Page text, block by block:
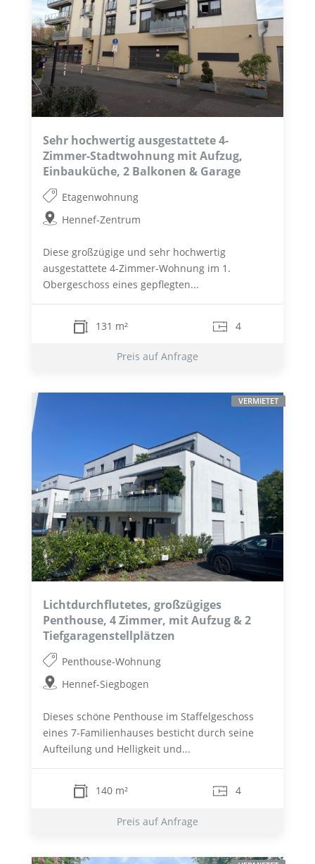
Sehr hochwertig ausgestattete 4-
Zimmer-Stadtwohnung mit Aufzug,
Einbauküche, 2 Balkonen & Garage
Etagenwohnung
Hennef-Zentrum
Diese großzügige und sehr hochwertig
ausgestattete 4-Zimmer-Wohnung im 1.
Obergeschoss eines gepflegten...
131 m² 4
Preis auf Anfrage
Lichtdurchflutetes, großzügiges
Penthouse, 4 Zimmer, mit Aufzug & 2
Tiefgaragenstellplätzen
Penthouse-Wohnung
Hennef-Siegbogen
Dieses schöne Penthouse im Staffelgeschoss
eines 7-Familienhauses besticht durch seine
Aufteilung und Helligkeit und...
140 m² 4
Preis auf Anfrage
VERMIETET